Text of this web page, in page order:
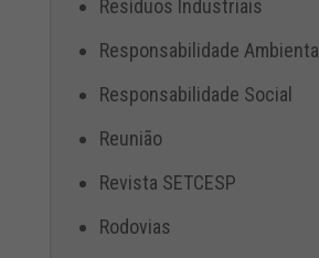
Resíduos Industriais
Responsabilidade Ambiental
Responsabilidade Social
Reunião
Revista SETCESP
Rodovias